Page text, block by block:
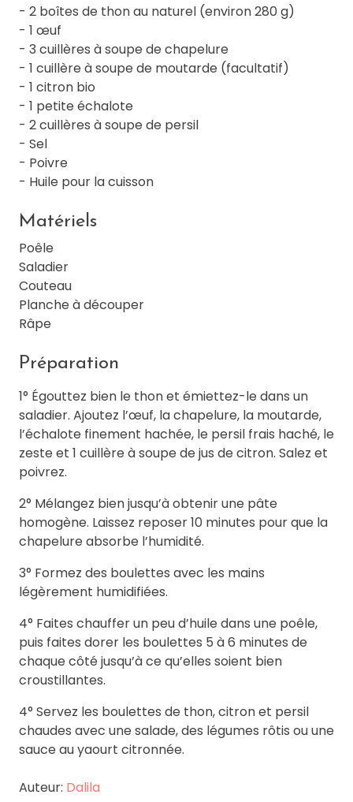
- 2 boîtes de thon au naturel (environ 280 g)
- 1 œuf
- 3 cuillères à soupe de chapelure
- 1 cuillère à soupe de moutarde (facultatif)
- 1 citron bio
- 1 petite échalote
- 2 cuillères à soupe de persil
- Sel
- Poivre
- Huile pour la cuisson
Matériels
Poêle
Saladier
Couteau
Planche à découper
Râpe
Préparation
1° Égouttez bien le thon et émiettez-le dans un
saladier. Ajoutez l’œuf, la chapelure, la moutarde,
l’échalote finement hachée, le persil frais haché, le
zeste et 1 cuillère à soupe de jus de citron. Salez et
poivrez.
2° Mélangez bien jusqu’à obtenir une pâte
homogène. Laissez reposer 10 minutes pour que la
chapelure absorbe l’humidité.
3° Formez des boulettes avec les mains
légèrement humidifiées.
4° Faites chauffer un peu d’huile dans une poêle,
puis faites dorer les boulettes 5 à 6 minutes de
chaque côté jusqu’à ce qu’elles soient bien
croustillantes.
4° Servez les boulettes de thon, citron et persil
chaudes avec une salade, des légumes rôtis ou une
sauce au yaourt citronnée.
Auteur: Dalila